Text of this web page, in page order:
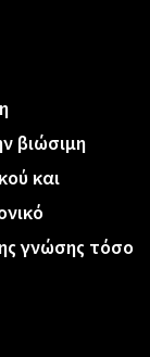
βιώσιμη
και
γνώσης τόσο